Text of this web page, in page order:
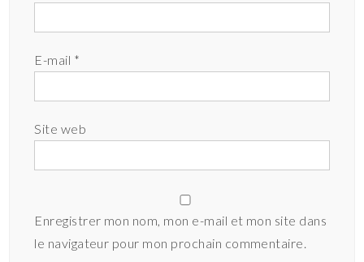
E-mail *
Site web
Enregistrer mon nom, mon e-mail et mon site dans
le navigateur pour mon prochain commentaire.